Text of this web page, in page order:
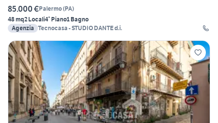
85.000 €Palermo(PA)
48 mq2 Locali4° Piano1 Bagno
Agenzia Tecnocasa - STUDIO DANTE d.i.